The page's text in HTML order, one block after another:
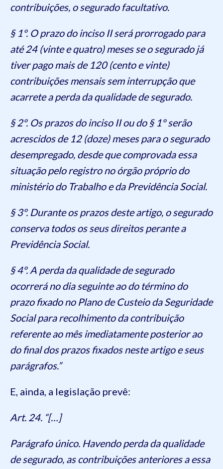
contribuições, o segurado facultativo.
§ 1º. O prazo do inciso II será prorrogado para
até 24 (vinte e quatro) meses se o segurado já
tiver pago mais de 120 (cento e vinte)
contribuições mensais sem interrupção que
acarrete a perda da qualidade de segurado.
§ 2º. Os prazos do inciso II ou do § 1º serão
acrescidos de 12 (doze) meses para o segurado
desempregado, desde que comprovada essa
situação pelo registro no órgão próprio do
ministério do Trabalho e da Previdência Social.
§ 3º. Durante os prazos deste artigo, o segurado
conserva todos os seus direitos perante a
Previdência Social.
§ 4º. A perda da qualidade de segurado
ocorrerá no dia seguinte ao do término do
prazo fixado no Plano de Custeio da Seguridade
Social para recolhimento da contribuição
referente ao mês imediatamente posterior ao
do final dos prazos fixados neste artigo e seus
parágrafos.”
E, ainda, a legislação prevê:
Art. 24. “[…]
Parágrafo único. Havendo perda da qualidade
de segurado, as contribuições anteriores a essa